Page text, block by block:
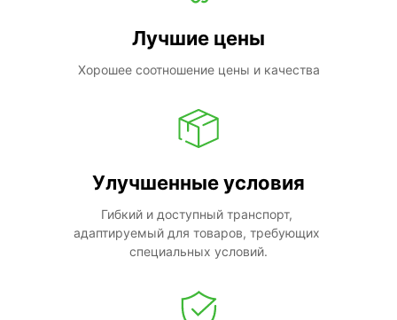
Лучшие цены
Хорошее соотношение цены и качества
Улучшенные условия
Гибкий и доступный транспорт,
адаптируемый для товаров, требующих
специальных условий.